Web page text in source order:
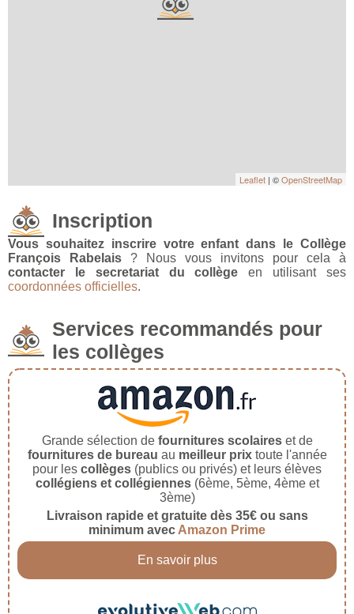
Leaflet | ©OpenStreetMap
Inscription
Vous souhaitez inscrire votre enfant dans le Collège
François Rabelais ? Nous vous invitons pour cela à
contacter le secretariat du collège en utilisant ses
coordonnées officielles.
Services recommandés pour
les collèges
Grande sélection de fournitures scolaireset de
fournitures de bureau au meilleur prixtoute l'année
pour les collèges (publics ou privés) et leurs élèves
collégiens et collégiennes(6ème, 5ème, 4ème et
3ème)
Livraison rapide et gratuite dès 35€ ou sans
minimum avec Amazon Prime
En savoir plus